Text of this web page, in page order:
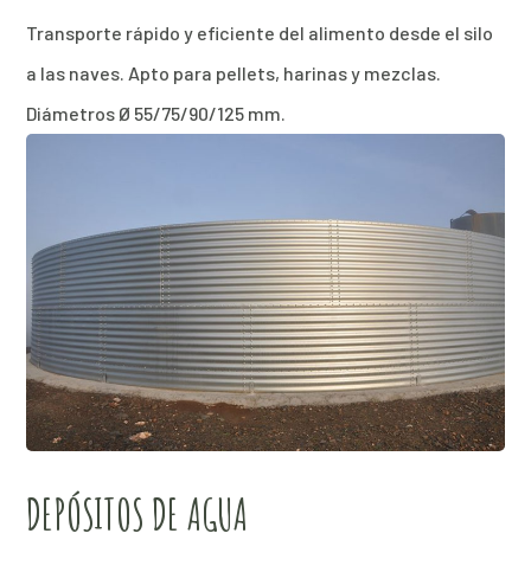
Transporte rápido y eficiente del alimento desde el silo
a las naves. Apto para pellets, harinas y mezclas.
Diámetros Ø 55/75/90/125 mm.
DEPÓSITOS DE AGUA